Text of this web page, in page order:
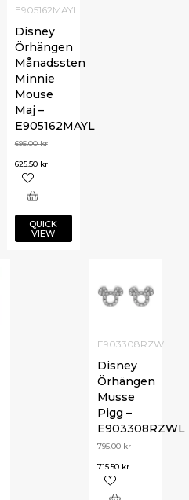
E905162MAYL
Disney
Örhängen
Månadssten
Minnie
Mouse
Maj –
E905162MAYL
695.00kr
625.50 kr
QUICK
VIEW
E903308RZWL
Disney
Örhängen
Musse
Pigg –
E903308RZWL
795.00kr
715.50 kr